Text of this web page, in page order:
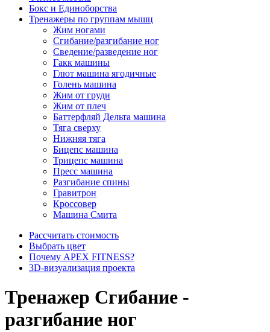
Бокс и Единоборства
Тренажеры по группам мышц
Жим ногами
Сгибание/разгибание ног
Сведение/разведение ног
Гакк машины
Глют машина ягодичные
Голень машина
Жим от груди
Жим от плеч
Баттерфляй Дельта машина
Тяга сверху
Нижняя тяга
Бицепс машина
Трицепс машина
Пресс машина
Разгибание спины
Гравитрон
Кроссовер
Машина Смита
Рассчитать стоимость
Выбрать цвет
Почему APEX FITNESS?
3D-визуализация проекта
Тренажер Сгибание -
разгибание ног